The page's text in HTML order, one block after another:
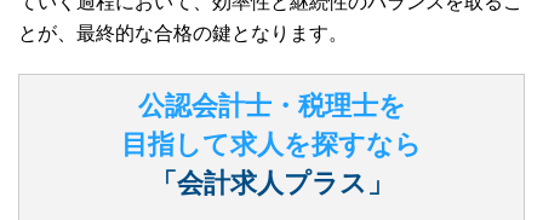
とが、最終的な合格の鍵となります。
公認会計士・税理士を
目指して求人を探すなら
「会計求人プラス」